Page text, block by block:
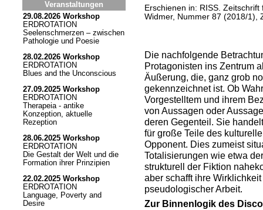
Veranstaltungen
29.08.2026 Workshop
ERDROTATION
Seelenschmerzen – zwischen
Pathologie und Poesie
28.02.2026 Workshop
ERDROTATION
Blues and the Unconscious
27.09.2025 Workshop
ERDROTATION
Therapeia - antike
Konzeption, aktuelle
Rezeption
28.06.2025 Workshop
ERDROTATION
Die Gestalt der Welt und die
Formation ihrer Prinzipien
22.02.2025 Workshop
ERDROTATION
Language, Poverty and
Desire
Erschienen in: RISS.
Widmer, Nummer 87 (2018/1),
Die nachfolgende
Protagonisten ins Zentrum
Äußerung, die, ganz grob
gekennzeichnet ist. Ob
Vorgestelltem und ihrem
von Aussagen oder
deren Gegenteil. Sie
für große Teile des
Opponent. Dies zumeist
Totalisierungen wie etwa
strukturell der Fiktion
aber schafft ihre
pseudologischer Arbeit.
Zur Binnenlogik des